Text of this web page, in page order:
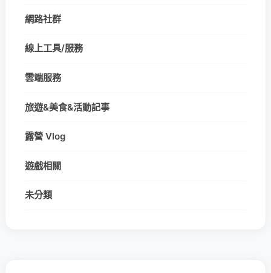
網路社群
線上工具/服務
雲端服務
旅遊&美食&活動記事
露營 Vlog
遊戲相關
未分類